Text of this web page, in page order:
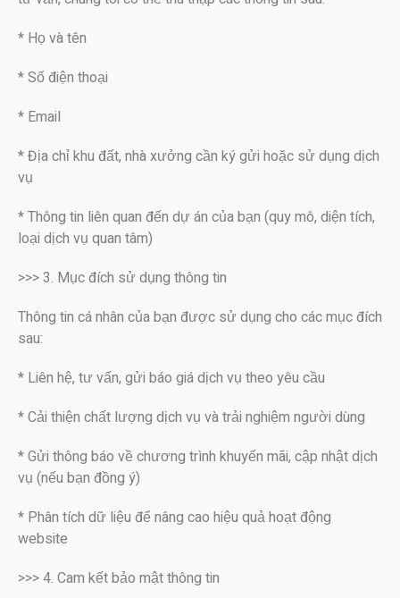
* Họ và tên
* Số điện thoại
* Email
* Địa chỉ khu đất, nhà xưởng cần ký gửi hoặc sử dụng dịch
vụ
* Thông tin liên quan đến dự án của bạn (quy mô, diện tích,
loại dịch vụ quan tâm)
>>> 3. Mục đích sử dụng thông tin
Thông tin cá nhân của bạn được sử dụng cho các mục đích
sau:
* Liên hệ, tư vấn, gửi báo giá dịch vụ theo yêu cầu
* Cải thiện chất lượng dịch vụ và trải nghiệm người dùng
* Gửi thông báo về chương trình khuyến mãi, cập nhật dịch
vụ (nếu bạn đồng ý)
* Phân tích dữ liệu để nâng cao hiệu quả hoạt động
website
>>> 4. Cam kết bảo mật thông tin